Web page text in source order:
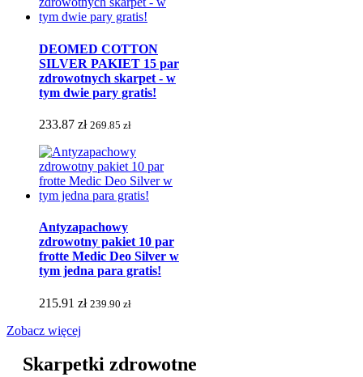
DEOMED COTTON
SILVER PAKIET 15 par
zdrowotnych skarpet - w
tym dwie pary gratis!
233.87 zł 269.85 zł
Antyzapachowy
zdrowotny pakiet 10 par
frotte Medic Deo Silver w
tym jedna para gratis!
215.91 zł 239.90 zł
Zobacz więcej
Skarpetki zdrowotne